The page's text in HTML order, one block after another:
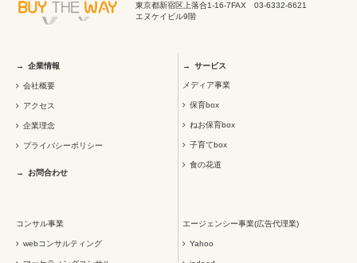
東京都新宿区上落合1-16-7
エヌケイビル9階
FAX 03-6332-6621
企業情報
会社概要
アクセス
企業理念
プライバシーポリシー
お問合わせ
サービス
メディア事業
保育box
ねお保育box
子育てbox
食の花道
コンサル事業
webコンサルティング
エージェンシー事業(広告代理業)
Yahoo